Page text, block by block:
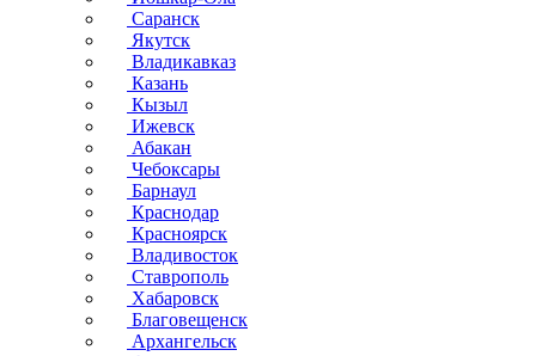
Саранск
Якутск
Владикавказ
Казань
Кызыл
Ижевск
Абакан
Чебоксары
Барнаул
Краснодар
Красноярск
Владивосток
Ставрополь
Хабаровск
Благовещенск
Архангельск